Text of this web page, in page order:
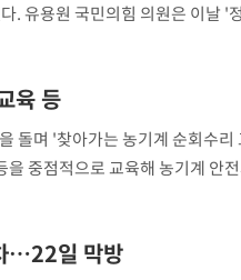
. 유용원 국민의힘 의원은 이날 '
을 기반으로 한 장교 양성체계
육 등
돌며 '찾아가는 농기계 순회수
중점적으로 교육해 농기계 안
다. 교체 부품은 농가 당 연간 5
…22일 막방